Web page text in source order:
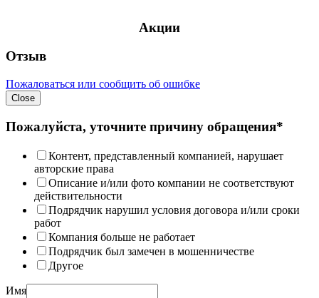
Акции
Отзыв
Пожаловаться или сообщить об ошибке
Close
Пожалуйста, уточните причину обращения*
Контент, представленный компанией, нарушает
авторские права
Описание и/или фото компании не соответствуют
действительности
Подрядчик нарушил условия договора и/или сроки
работ
Компания больше не работает
Подрядчик был замечен в мошенничестве
Другое
Имя